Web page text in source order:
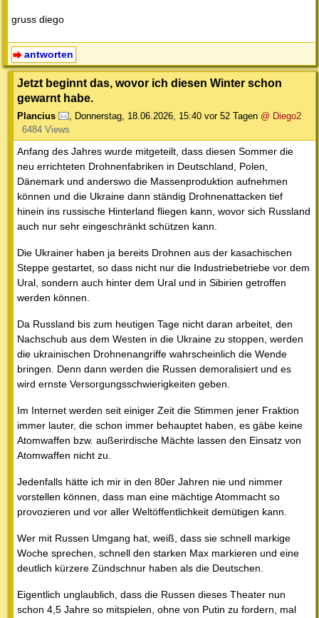
gruss diego
antworten
Jetzt beginnt das, wovor ich diesen Winter schon
gewarnt habe.
Plancius , Donnerstag, 18.06.2026, 15:40 vor 52 Tagen @ Diego2
6484 Views
Anfang des Jahres wurde mitgeteilt, dass diesen Sommer die
neu errichteten Drohnenfabriken in Deutschland, Polen,
Dänemark und anderswo die Massenproduktion aufnehmen
können und die Ukraine dann ständig Drohnenattacken tief
hinein ins russische Hinterland fliegen kann, wovor sich Russland
auch nur sehr eingeschränkt schützen kann.
Die Ukrainer haben ja bereits Drohnen aus der kasachischen
Steppe gestartet, so dass nicht nur die Industriebetriebe vor dem
Ural, sondern auch hinter dem Ural und in Sibirien getroffen
werden können.
Da Russland bis zum heutigen Tage nicht daran arbeitet, den
Nachschub aus dem Westen in die Ukraine zu stoppen, werden
die ukrainischen Drohnenangriffe wahrscheinlich die Wende
bringen. Denn dann werden die Russen demoralisiert und es
wird ernste Versorgungsschwierigkeiten geben.
Im Internet werden seit einiger Zeit die Stimmen jener Fraktion
immer lauter, die schon immer behauptet haben, es gäbe keine
Atomwaffen bzw. außerirdische Mächte lassen den Einsatz von
Atomwaffen nicht zu.
Jedenfalls hätte ich mir in den 80er Jahren nie und nimmer
vorstellen können, dass man eine mächtige Atommacht so
provozieren und vor aller Weltöffentlichkeit demütigen kann.
Wer mit Russen Umgang hat, weiß, dass sie schnell markige
Woche sprechen, schnell den starken Max markieren und eine
deutlich kürzere Zündschnur haben als die Deutschen.
Eigentlich unglaublich, dass die Russen dieses Theater nun
schon 4,5 Jahre so mitspielen, ohne von Putin zu fordern, mal